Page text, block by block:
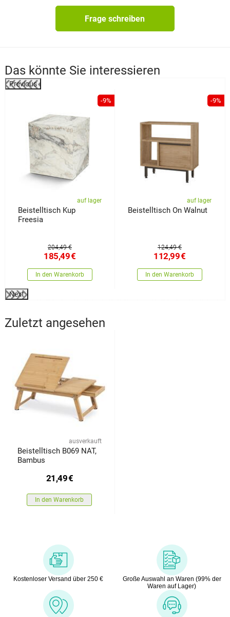
Frage schreiben
Das könnte Sie interessieren
Previous
-9%
auf lager
Beistelltisch Kup
Freesia
204,49 €
185,49€
In den Warenkorb
-9%
auf lager
Beistelltisch On Walnut
124,49 €
112,99€
In den Warenkorb
Next
Zuletzt angesehen
ausverkauft
Beistelltisch B069 NAT,
Bambus
21,49€
In den Warenkorb
Kostenloser Versand über 250 €
Große Auswahl an Waren (99% der
Waren auf Lager)